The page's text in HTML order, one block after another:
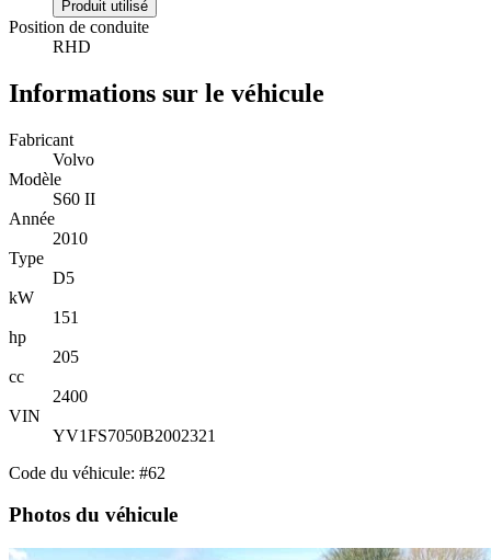
Produit utilisé
Position de conduite
RHD
Informations sur le véhicule
Fabricant
Volvo
Modèle
S60 II
Année
2010
Type
D5
kW
151
hp
205
cc
2400
VIN
YV1FS7050B2002321
Code du véhicule: #62
Photos du véhicule